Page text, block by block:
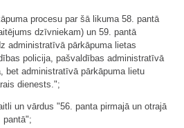
procesu par šā likuma 58. pantā
dzīvniekam) un 59. pantā
administratīvā pārkāpuma lietas
policija, pašvaldības administratīvā
bet administratīvā pārkāpuma lietu
dienests.";
un vārdus "56. panta pirmajā un otrajā
pantā";